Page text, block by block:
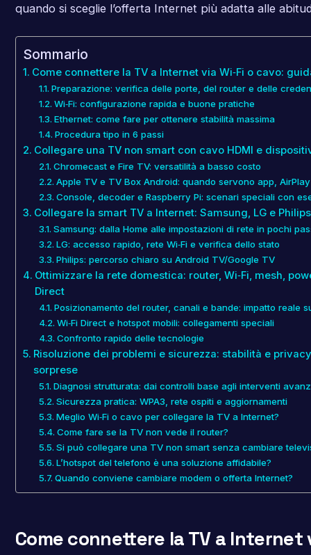
quando si sceglie l’offerta Internet più adatta alle
Sommario
Come connettere la TV a Internet via Wi‑Fi o cavo:
Preparazione: verifica delle porte, del router e delle
Wi‑Fi: configurazione rapida e buone pratiche
Ethernet: come fare per ottenere stabilità massima
Procedura tipo in 6 passi
Collegare una TV non smart con cavo HDMI e
Chromecast e Fire TV: versatilità a basso costo
Apple TV e TV Box Android: quando servono app,
Console, decoder e Raspberry Pi: scenari speciali con
Collegare la smart TV a Internet: Samsung, LG e Philips
Samsung: dalla Home alle impostazioni di rete in pochi
LG: accesso rapido, rete Wi‑Fi e verifica dello stato
Philips: percorso chiaro su Android TV/Google TV
Ottimizzare la rete domestica: router, Wi‑Fi, mesh,
Direct
Posizionamento del router, canali e bande: impatto reale
Wi‑Fi Direct e hotspot mobili: collegamenti speciali
Confronto rapido delle tecnologie
Risoluzione dei problemi e sicurezza: stabilità e
sorprese
Diagnosi strutturata: dai controlli base agli interventi
Sicurezza pratica: WPA3, rete ospiti e aggiornamenti
Meglio Wi‑Fi o cavo per collegare la TV a Internet?
Come fare se la TV non vede il router?
Si può collegare una TV non smart senza cambiare
L’hotspot del telefono è una soluzione affidabile?
Quando conviene cambiare modem o offerta Internet?
Come connettere la TV a Internet